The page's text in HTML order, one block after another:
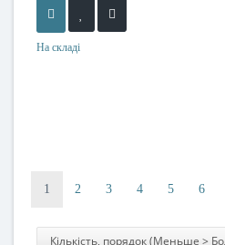
На складі
1 2 3 4 5 6